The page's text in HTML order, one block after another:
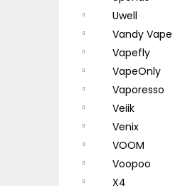
Uwell
Vandy Vape
Vapefly
VapeOnly
Vaporesso
Veiik
Venix
VOOM
Voopoo
X4